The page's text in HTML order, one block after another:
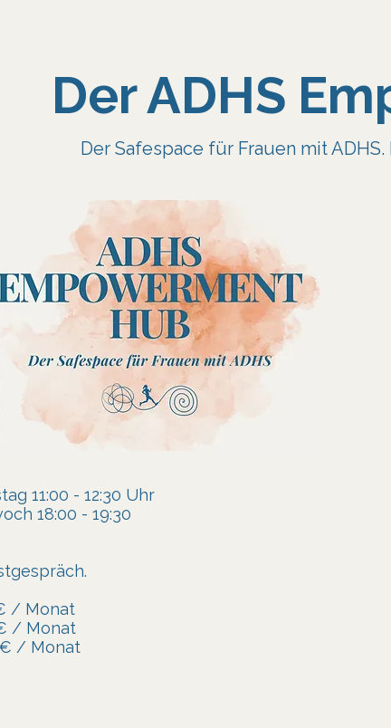
Der ADHS
Der Safespace für Frauen mit
11:00 - 12:30 Uhr
18:00 - 19:30
/ Monat
/ Monat
€ / Monat